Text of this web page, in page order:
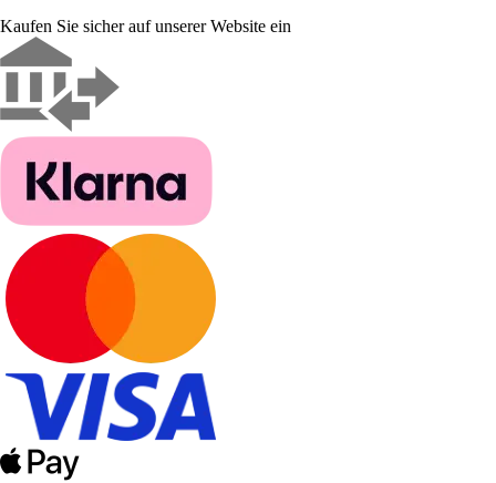
Kaufen Sie sicher auf unserer Website ein